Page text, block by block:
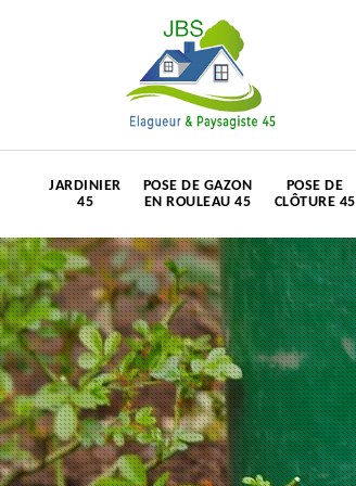
JARDINIER
45
POSE DE GAZON
EN ROULEAU 45
POSE DE
CLÔTURE 45